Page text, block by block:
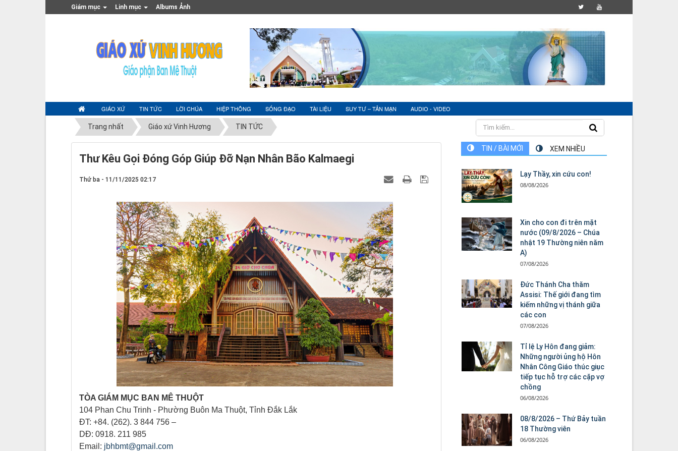
Giám mục Linh mục Albums Ảnh
GIÁO XỨ TIN TỨC LỜI CHÚA HIỆP THÔNG SỐNG ĐẠO TÀI LIỆU SUY TƯ – TẢN MẠN AUDIO - VIDEO
Trang nhất Giáo xứ Vinh Hương TIN TỨC
Thư Kêu Gọi Đóng Góp Giúp Đỡ Nạn Nhân Bão Kalmaegi
Thứ ba - 11/11/2025 02:17
TÒA GIÁM MỤC BAN MÊ THUỘT
104 Phan Chu Trinh - Phường Buôn Ma Thuột, Tỉnh Đắk Lắk
ĐT: +84. (262). 3 844 756 –
DĐ: 0918. 211 985
Email: jbhbmt@gmail.com
TIN / BÀI MỚI XEM NHIỀU
Lạy Thầy, xin cứu con!
08/08/2026
Xin cho con đi trên mặt
nước (09/8/2026 – Chúa
nhật 19 Thường niên năm
A)
07/08/2026
Đức Thánh Cha thăm
Assisi: Thế giới đang tìm
kiếm những vị thánh giữa
các con
07/08/2026
Tỉ lệ Ly Hôn đang giảm:
Những người ủng hộ Hôn
Nhân Công Giáo thúc giục
tiếp tục hỗ trợ các cặp vợ
chồng
06/08/2026
08/8/2026 – Thứ Bảy tuần
18 Thường viên
06/08/2026